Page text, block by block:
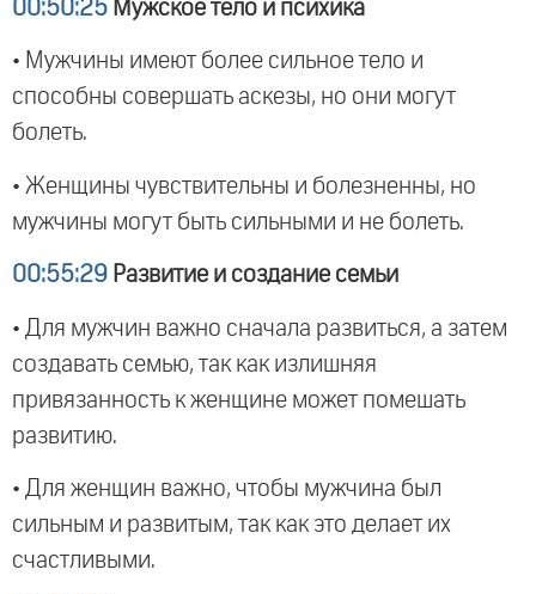
00:50:25 Мужское тело и психика
• Мужчины имеют более сильное тело и
способны совершать аскезы, но они могут
болеть.
• Женщины чувствительны и болезненны, но
мужчины могут быть сильными и не болеть.
00:55:29 Развитие и создание семьи
• Для мужчин важно сначала развиться, а затем
создавать семью, так как излишняя
привязанность к женщине может помешать
развитию.
• Для женщин важно, чтобы мужчина был
сильным и развитым, так как это делает их
счастливыми.